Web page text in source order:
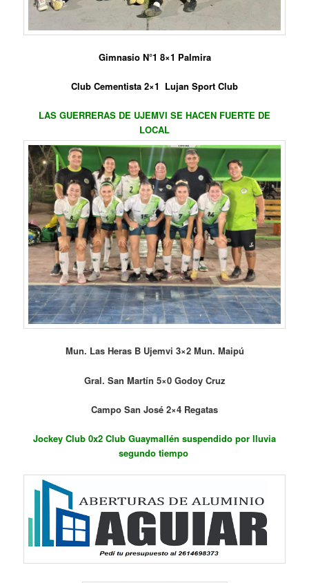
Gimnasio N°1 8×1 Palmira
Club Cementista 2×1 Lujan Sport Club
LAS GUERRERAS DE UJEMVI SE HACEN FUERTE DE
LOCAL
Mun. Las Heras B Ujemvi 3×2 Mun. Maipú
Gral. San Martín 5×0 Godoy Cruz
Campo San José 2×4 Regatas
Jockey Club 0x2 Club Guaymallén suspendido por lluvia
segundo tiempo